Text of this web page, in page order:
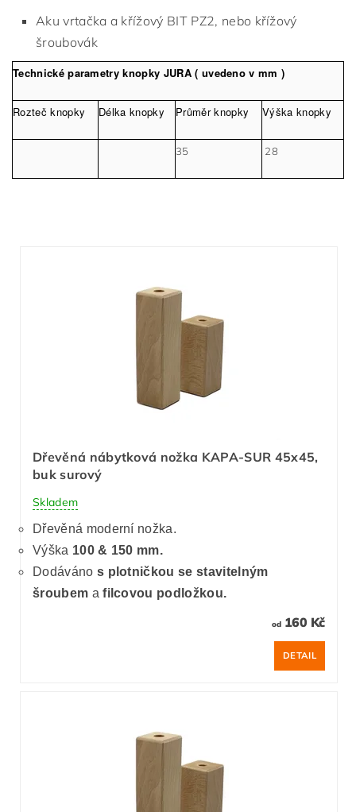
Aku vrtačka a křížový BIT PZ2, nebo křížový
šroubovák
Technické parametry knopky JURA ( uvedeno v mm )
Rozteč knopky Délka knopky Průměr knopky Výška knopky
35 28
Dřevěná nábytková nožka KAPA-SUR 45x45,
buk surový
Skladem
Dřevěná moderní nožka.
Výška 100 & 150 mm.
Dodáváno s plotničkou se stavitelným
šroubem afilcovou podložkou.
od160 Kč
DETAIL